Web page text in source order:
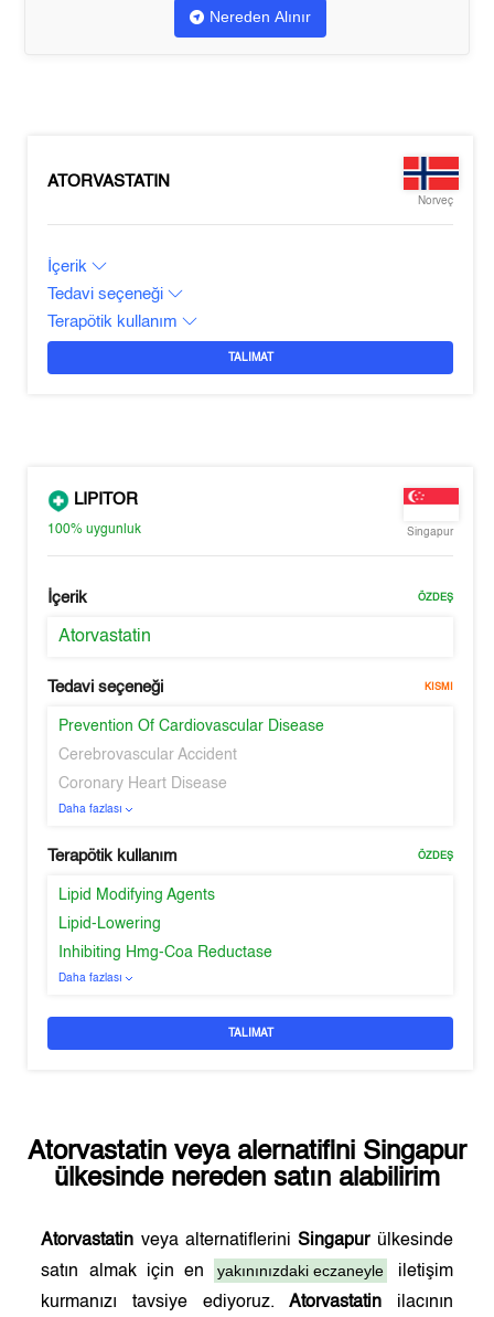
Nereden Alınır
ATORVASTATIN
Norveç
İçerik
Tedavi seçeneği
Terapötik kullanım
TALIMAT
LIPITOR
100%uygunluk Singapur
İçerik ÖZDEŞ
Atorvastatin
Tedavi seçeneği KISMI
Prevention Of Cardiovascular Disease
Cerebrovascular Accident
Coronary Heart Disease
Daha fazlası
Terapötik kullanım ÖZDEŞ
Lipid Modifying Agents
Lipid-Lowering
Inhibiting Hmg-Coa Reductase
Daha fazlası
TALIMAT
Atorvastatin veya alernatifini Singapur
ülkesinde nereden satın alabilirim
Atorvastatin veya alternatifleriniSingapurülkesinde
satın almak için en
yakınınızdaki eczaneyle
iletişim
kurmanızı tavsiye ediyoruz.Atorvastatin ilacının